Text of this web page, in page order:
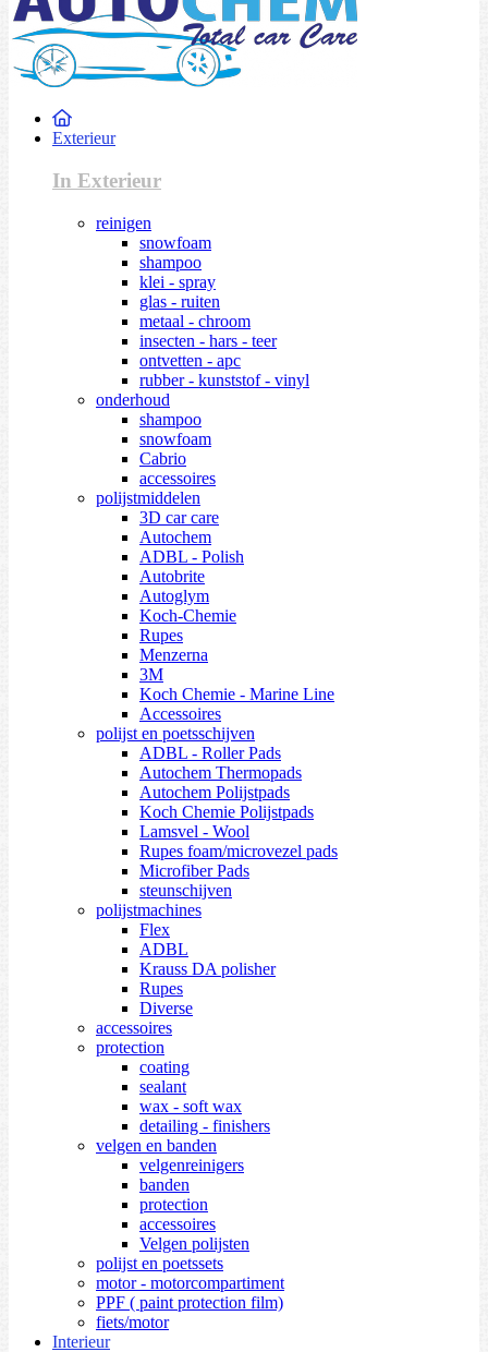
Exterieur
In Exterieur
reinigen
snowfoam
shampoo
klei - spray
glas - ruiten
metaal - chroom
insecten - hars - teer
ontvetten - apc
rubber - kunststof - vinyl
onderhoud
shampoo
snowfoam
Cabrio
accessoires
polijstmiddelen
3D car care
Autochem
ADBL - Polish
Autobrite
Autoglym
Koch-Chemie
Rupes
Menzerna
3M
Koch Chemie - Marine Line
Accessoires
polijst en poetsschijven
ADBL - Roller Pads
Autochem Thermopads
Autochem Polijstpads
Koch Chemie Polijstpads
Lamsvel - Wool
Rupes foam/microvezel pads
Microfiber Pads
steunschijven
polijstmachines
Flex
ADBL
Krauss DA polisher
Rupes
Diverse
accessoires
protection
coating
sealant
wax - soft wax
detailing - finishers
velgen en banden
velgenreinigers
banden
protection
accessoires
Velgen polijsten
polijst en poetssets
motor - motorcompartiment
PPF ( paint protection film)
fiets/motor
Interieur